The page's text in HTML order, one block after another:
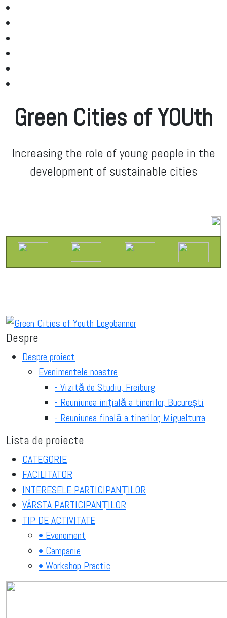
Green Cities of YOUth
Increasing the role of young people in the
development of sustainable cities
Despre
Despre proiect
Evenimentele noastre
- Vizită de Studiu, Freiburg
- Reuniunea inițială a tinerilor, București
- Reuniunea finală a tinerilor, Miguelturra
Lista de proiecte
CATEGORIE
FACILITATOR
INTERESELE PARTICIPANȚILOR
VÂRSTA PARTICIPANȚILOR
TIP DE ACTIVITATE
• Evenoment
• Campanie
• Workshop Practic